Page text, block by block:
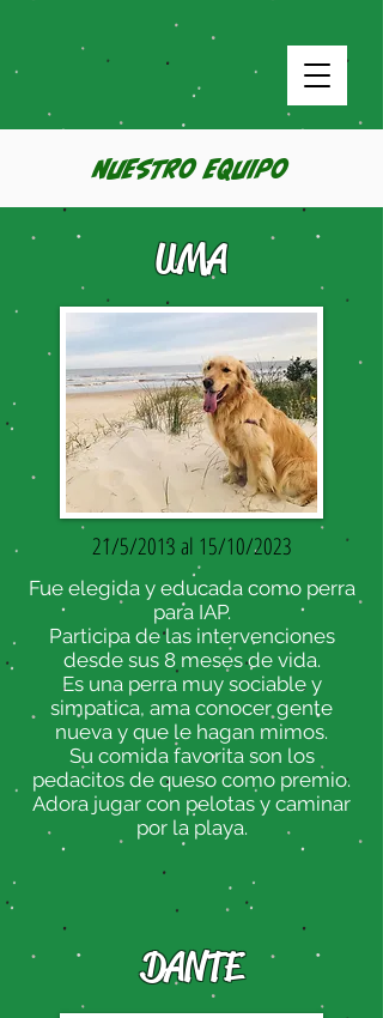
Nuestro Equipo
UMA
21/5/2013 al 15/10/2023
Fue elegida y educada como perra
para IAP.
Participa de las intervenciones
desde sus 8 meses de vida.
Es una perra muy sociable y
simpatica, ama conocer gente
nueva y que le hagan mimos.
Su comida favorita son los
pedacitos de queso como premio.
Adora jugar con pelotas y caminar
por la playa.
DANTE